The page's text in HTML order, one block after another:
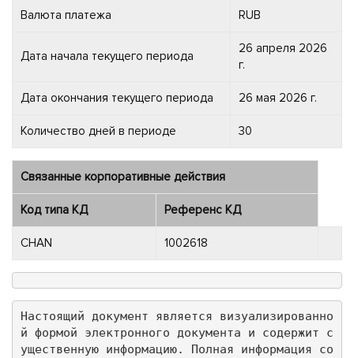
Валюта платежа RUB
Дата начала текущего периода
26 апреля 2026
г.
Дата окончания текущего периода 26 мая 2026 г.
Количество дней в периоде 30
Связанные корпоративные действия
Код типа КД Референс КД
CHAN 1002618
Настоящий документ является визуализированно
й формой электронного документа и содержит с
ущественную информацию. Полная информация со